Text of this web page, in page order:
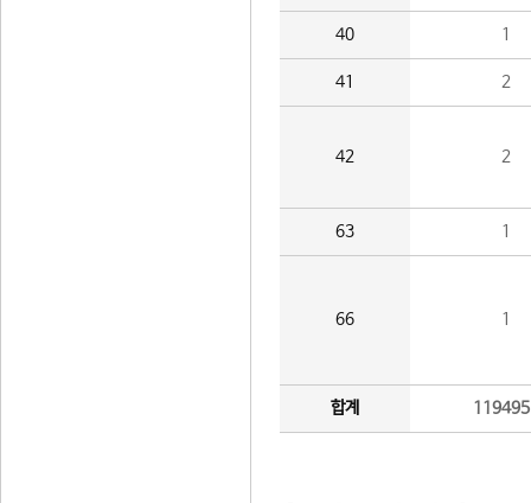
40 1
41 2
42 2
63 1
66 1
합계